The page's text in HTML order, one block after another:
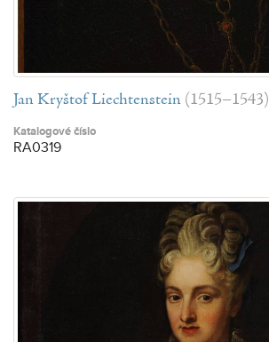
Jan Kryštof Liechtenstein (1515–1543)
Katalogové číslo
RA0319